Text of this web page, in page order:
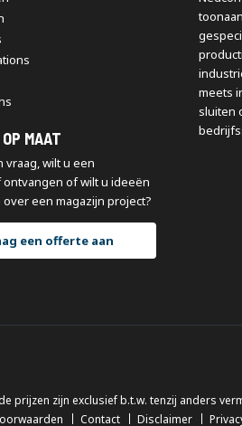
MAAT
vraag, wilt u een
of wilt u ideeën
een magazijn project?
een offerte aan
meets
sluiten
prijzen zijn exclusief b.t.w. tenzij anders
Contact Disclaimer